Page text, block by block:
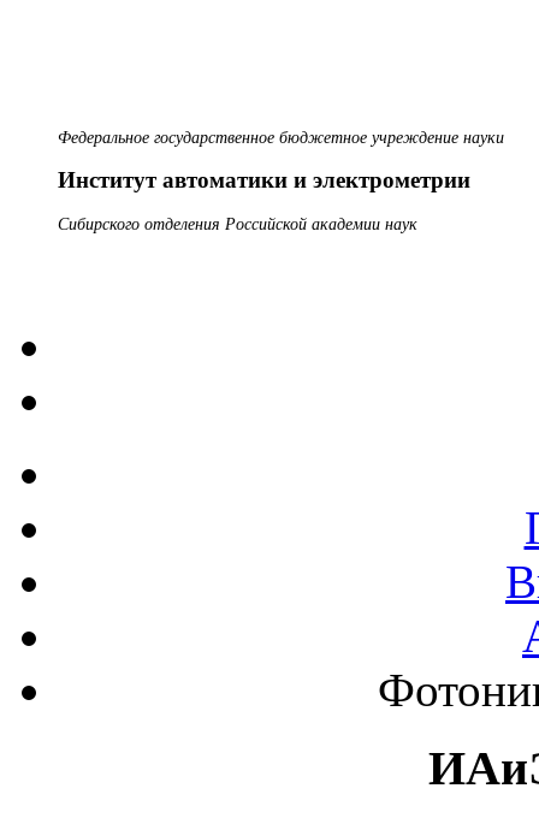
Федеральное государственное бюджетное учреждение науки
Институт автоматики и электрометрии
Сибирского отделения Российской академии наук